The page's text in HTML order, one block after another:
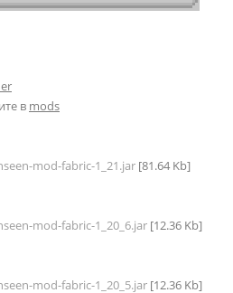
в mods
mod-fabric-1_21.jar
mod-fabric-1_20_6.jar
mod-fabric-1_20_5.jar